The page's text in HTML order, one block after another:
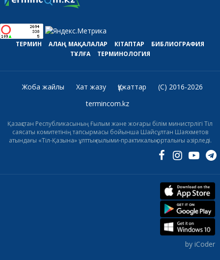
ТЕРМИН АЛАҢ МАҚАЛАЛАР КІТАПТАР
БИБЛИОГРАФИЯ
ТҰЛҒА
ТЕРМИНОЛОГИЯ
Жоба жайлы Хат жазу Құжаттар
(C) 2016-2026
termincom.kz
Қазақстан Республикасының Ғылым және жоғары білім министрлігі Тіл
саясаты комитетінің тапсырмасы бойынша Шайсұлтан Шаяхметов
атындағы «Тіл-Қазына» ұлттық ғылыми-практикалық орталығы әзірледі.
by iCoder